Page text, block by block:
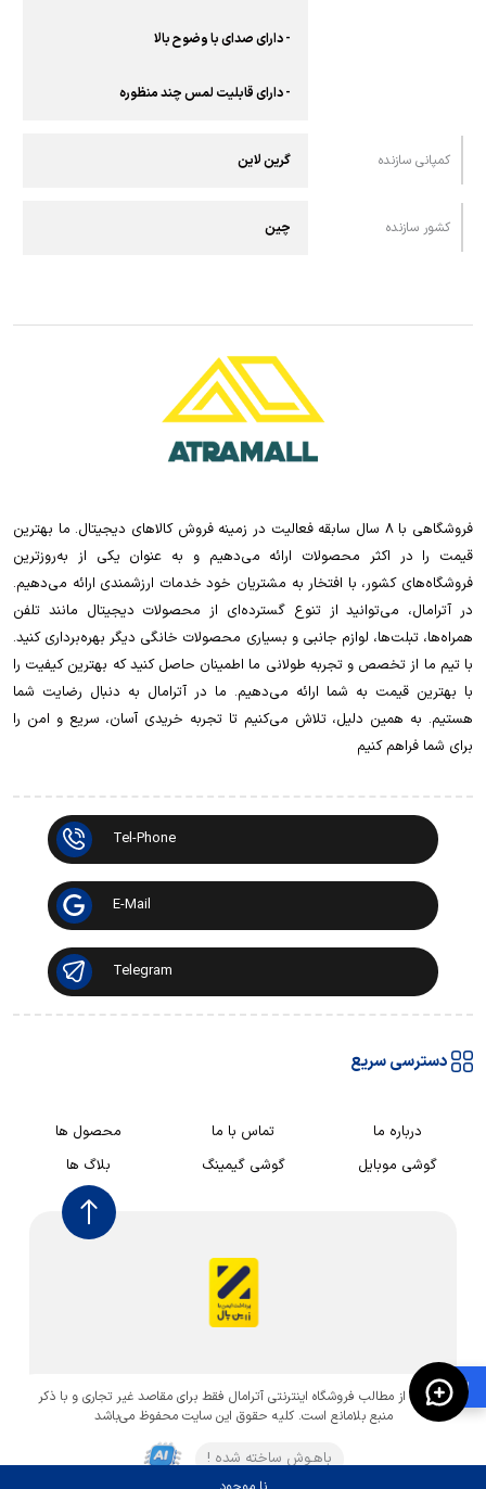
🛍️
- دارای صدای با وضوح بالا
- دارای قابلیت لمس چند منظوره
کمپانی سازنده گرین لاین
کشور سازنده چین
فروشگاهی با 8 سال سابقه فعالیت در زمینه فروش کالاهای دیجیتال. ما بهترین
قیمت را در اکثر محصولات ارائه می‌دهیم و به عنوان یکی از به‌روزترین
فروشگاه‌های کشور، با افتخار به مشتریان خود خدمات ارزشمندی ارائه می‌دهیم.
در آترامال، می‌توانید از تنوع گسترده‌ای از محصولات دیجیتال مانند تلفن
همراه‌ها، تبلت‌ها، لوازم جانبی و بسیاری محصولات خانگی دیگر بهره‌برداری کنید.
با تیم ما از تخصص و تجربه طولانی ما اطمینان حاصل کنید که بهترین کیفیت را
با بهترین قیمت به شما ارائه می‌دهیم. ما در آترامال به دنبال رضایت شما
هستیم. به همین دلیل، تلاش می‌کنیم تا تجربه خریدی آسان، سریع و امن را
برای شما فراهم کنیم
Tel-Phone
E-Mail
Telegram
دسترسی سریع
درباره ما تماس با ما
محصول ها
گوشی موبایل
گوشی گیمینگ بلاگ ها
استفاده از مطالب فروشگاه اینترنتی آترامال فقط برای مقاصد غیر تجاری و با ذکر
منبع بلامانع است. کليه حقوق اين سايت محفوظ می‌باشد
باهـوش ساخته شده !